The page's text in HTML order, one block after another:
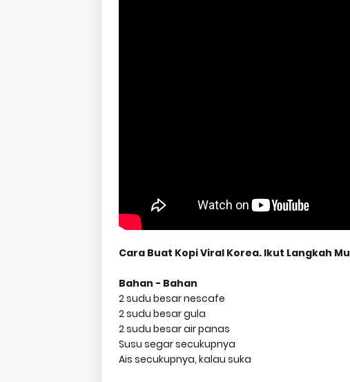
Cara Buat Kopi Viral Korea. Ikut Langkah
Bahan - Bahan
2 sudu besar nescafe
2 sudu besar gula
2 sudu besar air panas
Susu segar secukupnya
Ais secukupnya, kalau suka